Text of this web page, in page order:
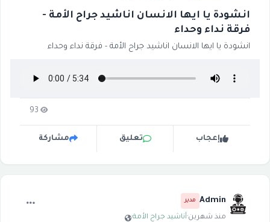
انشودة يا ايها الانسان اناشيد جراح الأمة -
فرقة نداء وحداء
انشودة يا ايها الانسان اناشيد جراح الأمة - فرقة نداء وحداء
93
إعجاب تعليق مشاركة
Admin مدير
منذ شهرين·أناشيد جراح الأمة·